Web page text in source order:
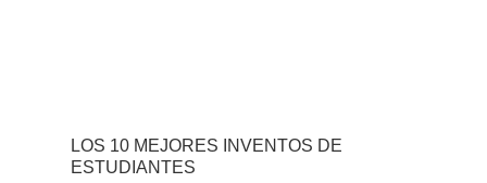
LOS 10 MEJORES INVENTOS DE
ESTUDIANTES